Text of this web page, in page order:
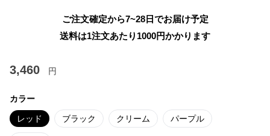
ご注文確定から7~28日でお届け予定
送料は1注文あたり 1000円かかります
3,460 円
カラー
レッド ブラック クリーム パープル